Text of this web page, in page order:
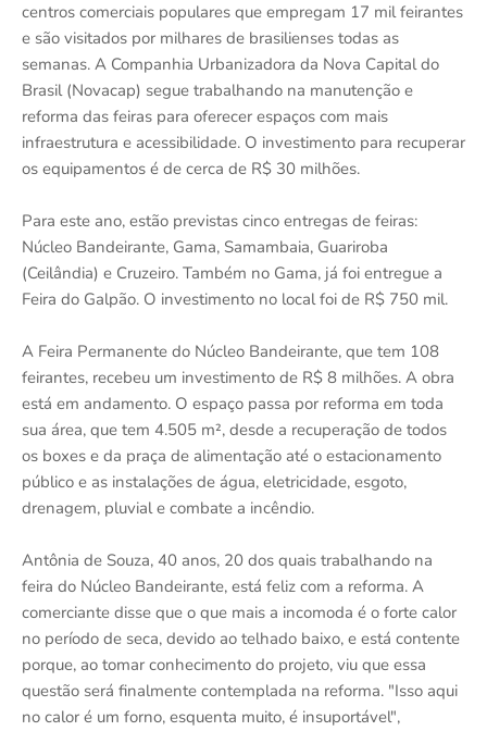
centros comerciais populares que empregam 17 mil feirantes
e são visitados por milhares de brasilienses todas as
semanas. A Companhia Urbanizadora da Nova Capital do
Brasil (Novacap) segue trabalhando na manutenção e
reforma das feiras para oferecer espaços com mais
infraestrutura e acessibilidade. O investimento para recuperar
os equipamentos é de cerca de R$ 30 milhões.
Para este ano, estão previstas cinco entregas de feiras:
Núcleo Bandeirante, Gama, Samambaia, Guariroba
(Ceilândia) e Cruzeiro. Também no Gama, já foi entregue a
Feira do Galpão. O investimento no local foi de R$ 750 mil.
A Feira Permanente do Núcleo Bandeirante, que tem 108
feirantes, recebeu um investimento de R$ 8 milhões. A obra
está em andamento. O espaço passa por reforma em toda
sua área, que tem 4.505 m², desde a recuperação de todos
os boxes e da praça de alimentação até o estacionamento
público e as instalações de água, eletricidade, esgoto,
drenagem, pluvial e combate a incêndio.
Antônia de Souza, 40 anos, 20 dos quais trabalhando na
feira do Núcleo Bandeirante, está feliz com a reforma. A
comerciante disse que o que mais a incomoda é o forte calor
no período de seca, devido ao telhado baixo, e está contente
porque, ao tomar conhecimento do projeto, viu que essa
questão será finalmente contemplada na reforma. "Isso aqui
no calor é um forno, esquenta muito, é insuportável",